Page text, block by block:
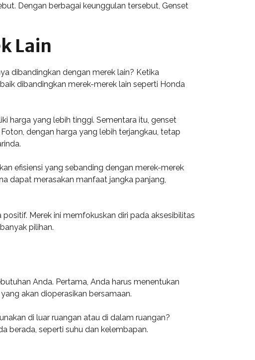
Dengan berbagai keunggulan tersebut, Genset
Lain
dibandingkan dengan merek lain? Ketika
dibandingkan merek-merek lain seperti Honda
harga yang lebih tinggi. Sementara itu, genset
dengan harga yang lebih terjangkau, tetap
efisiensi yang sebanding dengan merek-merek
dapat merasakan manfaat jangka panjang,
Merek ini memfokuskan diri pada aksesibilitas
pilihan.
Anda. Pertama, Anda harus menentukan
akan dioperasikan bersamaan.
di luar ruangan atau di dalam ruangan?
berada, seperti suhu dan kelembapan.